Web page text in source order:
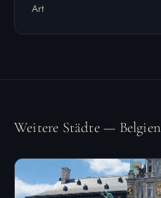
Art
Weitere Städte — Belgien